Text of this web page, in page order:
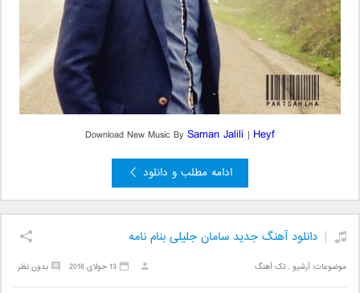
Download New Music BySaman Jalili | Heyf
ادامه مطلب و دانلود
دانلود آهنگ جدید سامان جلیلی بنام نامه
موضوعات:آرشیو ,تک آهنگ بدون نظر 13 جولای 2016